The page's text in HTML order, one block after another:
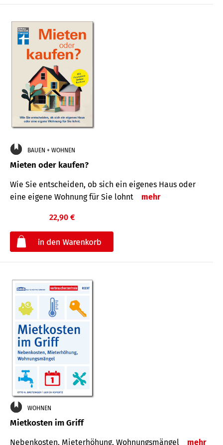
BAUEN + WOHNEN
Mieten oder kaufen?
Wie Sie entscheiden, ob sich ein eigenes Haus oder
eine eigene Wohnung für Sie lohnt
mehr
22,90 €
WOHNEN
Mietkosten im Griff
Nebenkosten, Mieterhöhung, Wohnungsmängel mehr